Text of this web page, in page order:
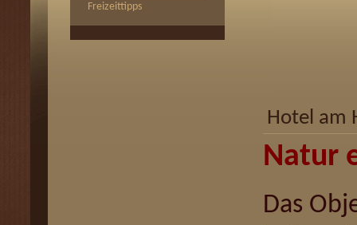
Freizeittipps
Hotel am
Natur
Das